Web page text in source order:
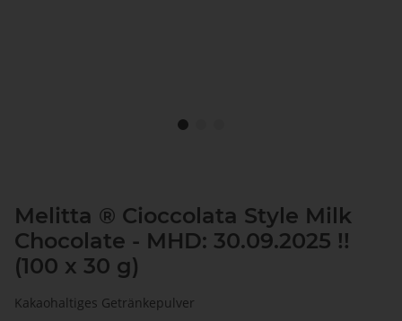
Melitta ® Cioccolata Style Milk
Chocolate - MHD: 30.09.2025 !!
(100 x 30 g)
Kakaohaltiges Getränkepulver